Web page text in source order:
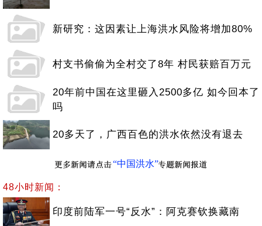
新研究：这因素让上海洪水风险将增加80%
村支书偷偷为全村交了8年 村民获赔百万元
20年前中国在这里砸入2500多亿 如今回本了
吗
20多天了，广西百色的洪水依然没有退去
“中国洪水”
48小时新闻：
印度前陆军一号“反水”：阿克赛钦换藏南